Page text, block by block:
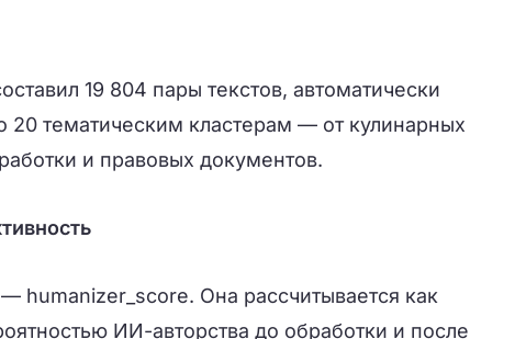
19 804 пары текстов, автоматически
20 тематическим кластерам — от кулинарных
и правовых документов.
humanizer_score. Она рассчитывается как
ИИ-авторства до обработки и после